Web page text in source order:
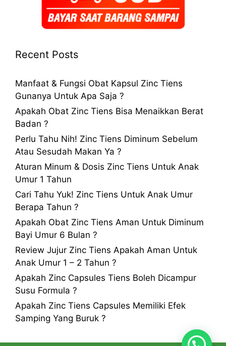
Recent Posts
Manfaat & Fungsi Obat Kapsul Zinc Tiens
Gunanya Untuk Apa Saja ?
Apakah Obat Zinc Tiens Bisa Menaikkan Berat
Badan ?
Perlu Tahu Nih! Zinc Tiens Diminum Sebelum
Atau Sesudah Makan Ya ?
Aturan Minum & Dosis Zinc Tiens Untuk Anak
Umur 1 Tahun
Cari Tahu Yuk! Zinc Tiens Untuk Anak Umur
Berapa Tahun ?
Apakah Obat Zinc Tiens Aman Untuk Diminum
Bayi Umur 6 Bulan ?
Review Jujur Zinc Tiens Apakah Aman Untuk
Anak Umur 1 – 2 Tahun ?
Apakah Zinc Capsules Tiens Boleh Dicampur
Susu Formula ?
Apakah Zinc Tiens Capsules Memiliki Efek
Samping Yang Buruk ?